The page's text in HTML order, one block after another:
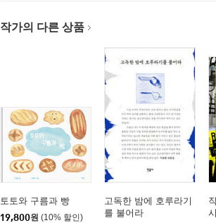
작가의 다른 상품
토토와 구름과 빵
19,800원 (10% 할인)
고독한 밤에 호루라기
를 불어라